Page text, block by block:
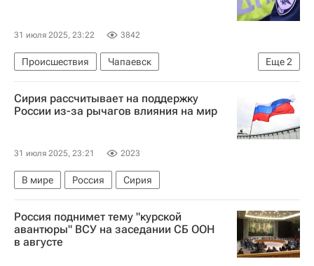
31 июля 2025, 23:22 3842
Еще2
Происшествия
Чапаевск
Самарская область
Министерство внутренних дел РФ (МВД России)
Сирия рассчитывает на поддержку
России из-за рычагов влияния на мир
31 июля 2025, 23:21 2023
В мире Россия Сирия
Россия поднимет тему "курской
авантюры" ВСУ на заседании СБ ООН
в августе